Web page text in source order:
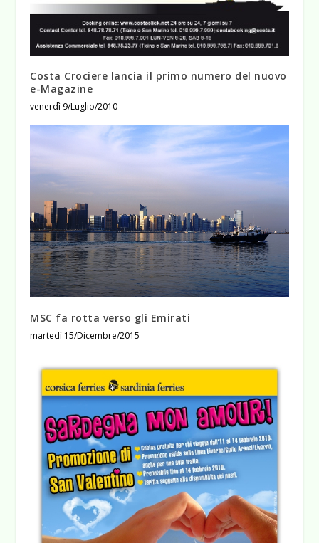
Costa Crociere lancia il primo numero del nuovo
e-Magazine
venerdì 9/Luglio/2010
MSC fa rotta verso gli Emirati
martedì 15/Dicembre/2015